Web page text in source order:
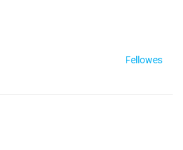
Fellowes